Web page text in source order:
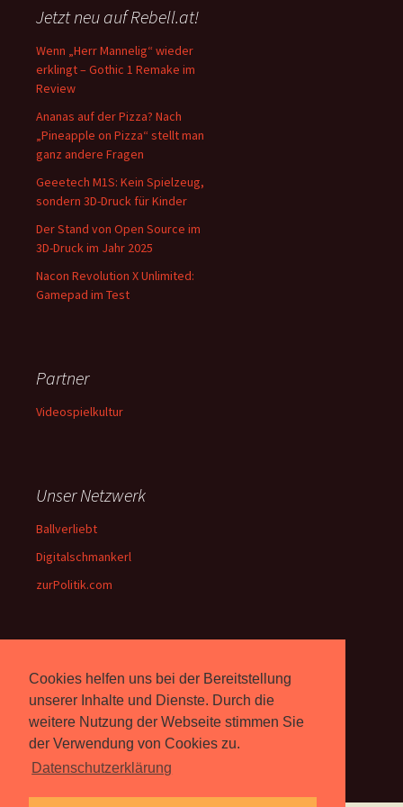
Cookies helfen uns bei der Bereitstellung
unserer Inhalte und Dienste. Durch die
weitere Nutzung der Webseite stimmen Sie
der Verwendung von Cookies zu.
Datenschutzerklärung
Jetzt neu auf Rebell.at!
Wenn „Herr Mannelig“ wieder
erklingt – Gothic 1 Remake im
Review
Ananas auf der Pizza? Nach
„Pineapple on Pizza“ stellt man
ganz andere Fragen
Geeetech M1S: Kein Spielzeug,
sondern 3D-Druck für Kinder
Der Stand von Open Source im
3D-Druck im Jahr 2025
Nacon Revolution X Unlimited:
Gamepad im Test
Partner
Videospielkultur
Unser Netzwerk
Ballverliebt
Digitalschmankerl
zurPolitik.com
Über Uns
Rebell.atberichtet seit 2003
unabhängig über Computer-
und Videospiele. (
Impressum )